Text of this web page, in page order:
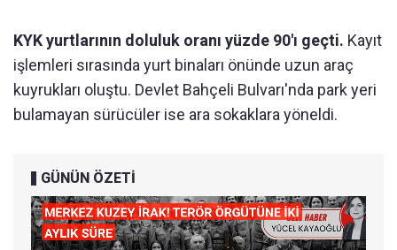
KYK yurtlarının doluluk oranı yüzde 90'ı geçti. Kayıt
işlemleri sırasında yurt binaları önünde uzun araç
kuyrukları oluştu. Devlet Bahçeli Bulvarı'nda park yeri
bulamayan sürücüler ise ara sokaklara yöneldi.
GÜNÜN ÖZETİ